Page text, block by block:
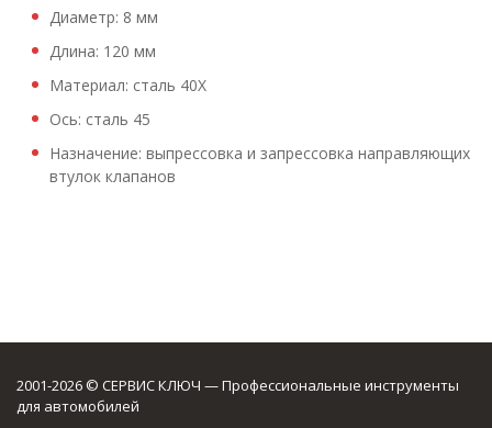
Диаметр: 8 мм
Длина: 120 мм
Материал: сталь 40Х
Ось: сталь 45
Назначение: выпрессовка и запрессовка направляющих
втулок клапанов
2001-2026 © СЕРВИС КЛЮЧ — Профессиональные инструменты
для автомобилей